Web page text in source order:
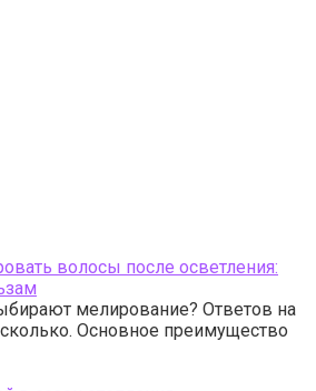
волосы после осветления:
мелирование? Ответов на
Основное преимущество